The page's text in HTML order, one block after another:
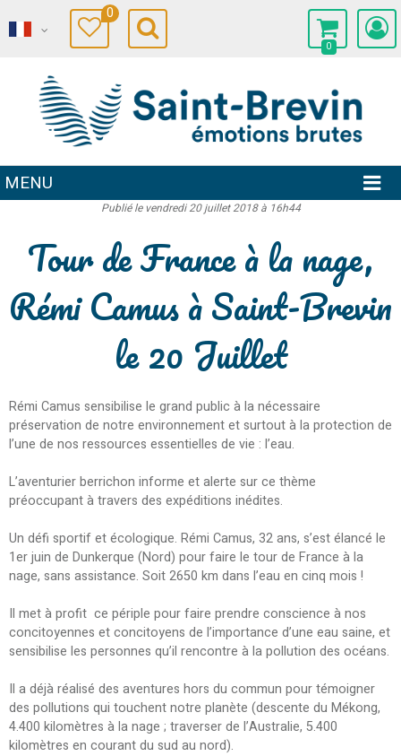
0
0
MENU
Publié le vendredi 20 juillet 2018 à 16h44
Tour de France à la nage,
Rémi Camus à Saint-Brevin
le 20 Juillet
Rémi Camus sensibilise le grand public à la nécessaire
préservation de notre environnement et surtout à la protection de
l’une de nos ressources essentielles de vie : l’eau.
L’aventurier berrichon informe et alerte sur ce thème
préoccupant à travers des expéditions inédites.
Un défi sportif et écologique. Rémi Camus, 32 ans, s’est élancé le
1er juin de Dunkerque (Nord) pour faire le tour de France à la
nage, sans assistance. Soit 2650 km dans l’eau en cinq mois !
Il met à profit ce périple pour faire prendre conscience à nos
concitoyennes et concitoyens de l’importance d’une eau saine, et
sensibilise les personnes qu’il rencontre à la pollution des océans.
Il a déjà réalisé des aventures hors du commun pour témoigner
des pollutions qui touchent notre planète (descente du Mékong,
4.400 kilomètres à la nage ; traverser de l’Australie, 5.400
kilomètres en courant du sud au nord).